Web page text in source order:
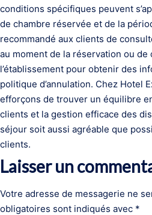
conditions spécifiques peuvent
de chambre réservée et de la
recommandé aux clients de
au moment de la réservation ou
l’établissement pour obtenir des
politique d’annulation. Chez Hotel
efforçons de trouver un équilibre
clients et la gestion efficace des
séjour soit aussi agréable que
clients.
Laisser un
Votre adresse de messagerie ne
obligatoires sont indiqués avec *